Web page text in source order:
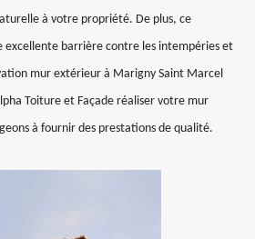
à votre propriété. De plus, ce
barrière contre les intempéries et
mur extérieur à Marigny Saint Marcel
Toiture et Façade réaliser votre mur
à fournir des prestations de qualité.